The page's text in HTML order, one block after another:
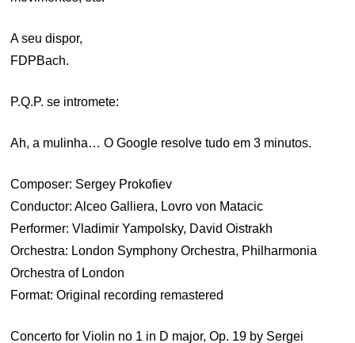
A seu dispor,
FDPBach.
P.Q.P. se intromete:
Ah, a mulinha… O Google resolve tudo em 3 minutos.
Composer: Sergey Prokofiev
Conductor: Alceo Galliera, Lovro von Matacic
Performer: Vladimir Yampolsky, David Oistrakh
Orchestra: London Symphony Orchestra, Philharmonia
Orchestra of London
Format: Original recording remastered
Concerto for Violin no 1 in D major, Op. 19 by Sergei